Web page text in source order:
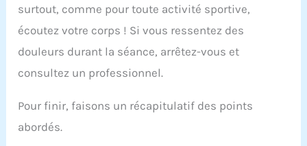
surtout, comme pour toute activité sportive,
écoutez votre corps ! Si vous ressentez des
douleurs durant la séance, arrêtez-vous et
consultez un professionnel.
Pour finir, faisons un récapitulatif des points
abordés.